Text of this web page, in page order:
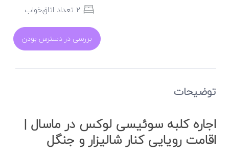
2 تعداد اتاق‌خواب
بررسی در دسترس بودن
توضیحات
اجاره کلبه سوئیسی لوکس در ماسال |
اقامت رویایی کنار شالیزار و جنگل